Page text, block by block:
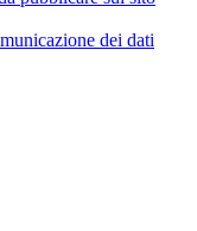
dei dati